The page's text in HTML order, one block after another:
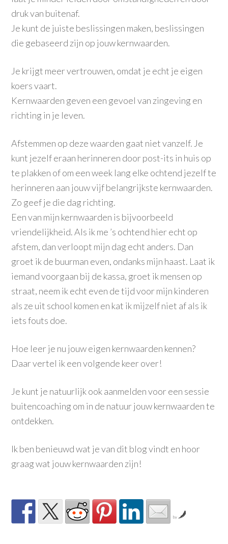
druk van buitenaf.
Je kunt de juiste beslissingen maken, beslissingen
die gebaseerd zijn op jouw kernwaarden.
Je krijgt meer vertrouwen, omdat je echt je eigen
koers vaart.
Kernwaarden geven een gevoel van zingeving en
richting in je leven.
Afstemmen op dezewaarden gaat niet vanzelf. Je
kunt jezelf eraan herinneren door post-its in huis op
te plakken of om een week lang elke ochtend jezelf te
herinneren aan jouw vijf belangrijkste kernwaarden.
Zo geef je die dag richting.
Een van mijn kernwaarden is bijvoorbeeld
vriendelijkheid. Als ik me ’s ochtend hier echt op
afstem, dan verloopt mijn dag echt anders. Dan
groet ik de buurman even, ondanks mijn haast. Laat ik
iemand voorgaan bij de kassa, groet ik mensen op
straat, neem ik echt even de tijd voor mijn kinderen
als ze uit school komen en kat ik mijzelf niet af als ik
iets fouts doe.
Hoe leer je nu jouw eigen kernwaarden kennen?
Daar vertel ik een volgende keer over!
Je kunt je natuurlijk ook aanmelden voor een sessie
buitencoaching om in de natuur jouw kernwaarden te
ontdekken.
Ik ben benieuwd wat je van dit blog vindt en hoor
graag wat jouw kernwaarden zijn!
by